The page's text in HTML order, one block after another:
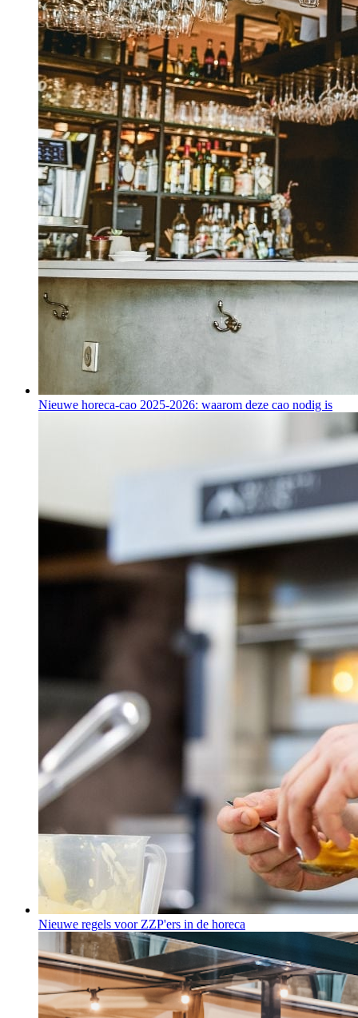
Nieuwe horeca-cao 2025-2026: waarom deze cao nodig is
Nieuwe regels voor ZZP'ers in de horeca